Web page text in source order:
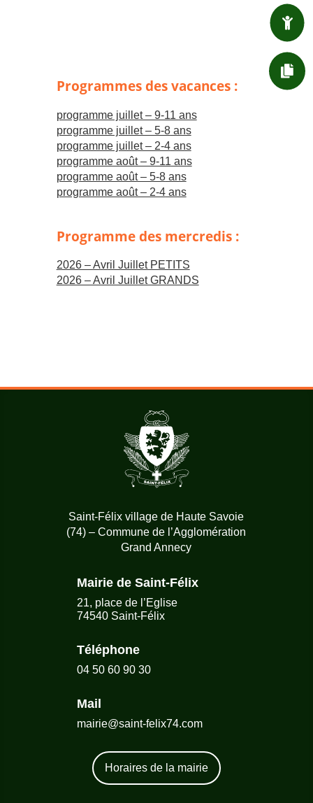


Programmes des vacances :
programme juillet – 9-11 ans
programme juillet – 5-8ans
programme juillet – 2-4ans
programme août – 9-11 ans
programme août – 5-8ans
programme août – 2-4ans
Programme des mercredis :
2026 – Avril Juillet PETITS
2026 – Avril Juillet GRANDS
Saint-Félix village de Haute Savoie
(74) – Commune de l’Agglomération
Grand Annecy
Mairie de Saint-Félix
21, place de l’Eglise
74540 Saint-Félix
Téléphone
04 50 60 90 30
Mail
mairie@saint-felix74.com
Horaires de la mairie